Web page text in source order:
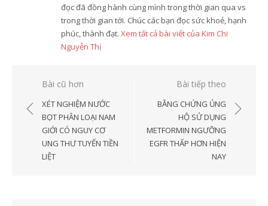
đọc đã đồng hành cùng mình trong thời gian qua vs
trong thời gian tới. Chúc các bạn đọc sức khoẻ, hạnh
phúc, thành đạt. Xem tất cả bài viết của Kim Chi
Nguyễn Thị
Điều
hướng
bài
viết
Bài cũ hơn
XÉT NGHIỆM NƯỚC
BỌT PHÂN LOẠI NAM
GIỚI CÓ NGUY CƠ
UNG THƯ TUYẾN TIỀN
LIỆT
Bài tiếp theo
BẰNG CHỨNG ỦNG
HỘ SỬ DỤNG
METFORMIN NGƯỠNG
EGFR THẤP HƠN HIỆN
NAY